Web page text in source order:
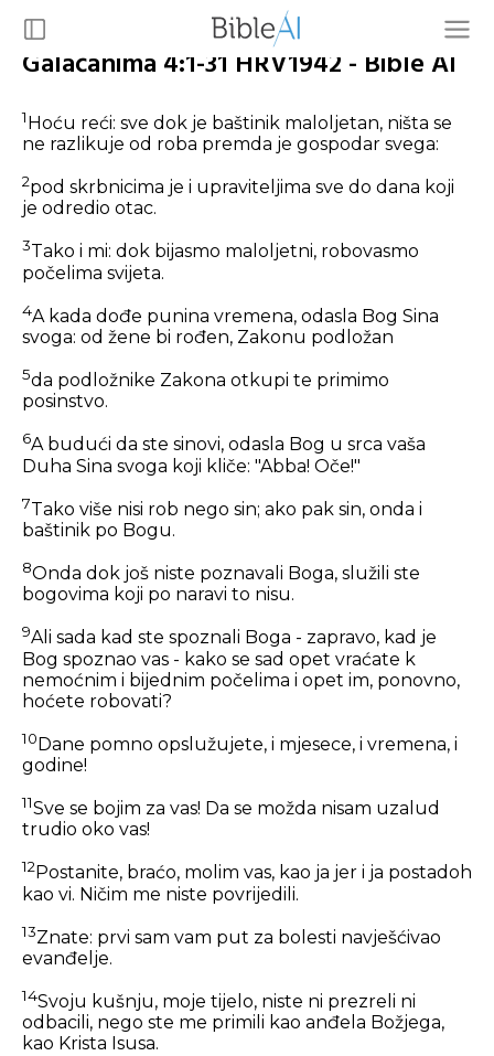
Galačanima 4:1-31 HRV1942 - Bible AI
1Hoću reći: sve dok je baštinik maloljetan, ništa se
ne razlikuje od roba premda je gospodar svega:
2pod skrbnicima je i upraviteljima sve do dana koji
je odredio otac.
3Tako i mi: dok bijasmo maloljetni, robovasmo
počelima svijeta.
4A kada dođe punina vremena, odasla Bog Sina
svoga: od žene bi rođen, Zakonu podložan
5da podložnike Zakona otkupi te primimo
posinstvo.
6A budući da ste sinovi, odasla Bog u srca vaša
Duha Sina svoga koji kliče: "Abba! Oče!"
7Tako više nisi rob nego sin; ako pak sin, onda i
baštinik po Bogu.
8Onda dok još niste poznavali Boga, služili ste
bogovima koji po naravi to nisu.
9Ali sada kad ste spoznali Boga - zapravo, kad je
Bog spoznao vas - kako se sad opet vraćate k
nemoćnim i bijednim počelima i opet im, ponovno,
hoćete robovati?
10Dane pomno opslužujete, i mjesece, i vremena, i
godine!
11Sve se bojim za vas! Da se možda nisam uzalud
trudio oko vas!
12Postanite, braćo, molim vas, kao ja jer i ja postadoh
kao vi. Ničim me niste povrijedili.
13Znate: prvi sam vam put za bolesti navješćivao
evanđelje.
14Svoju kušnju, moje tijelo, niste ni prezreli ni
odbacili, nego ste me primili kao anđela Božjega,
kao Krista Isusa.